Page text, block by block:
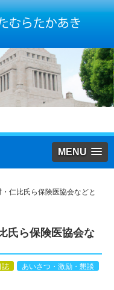
MENU
仁比氏ら保険医協会などと
氏ら保険医協会な
誌 あいさつ・激励・懇談